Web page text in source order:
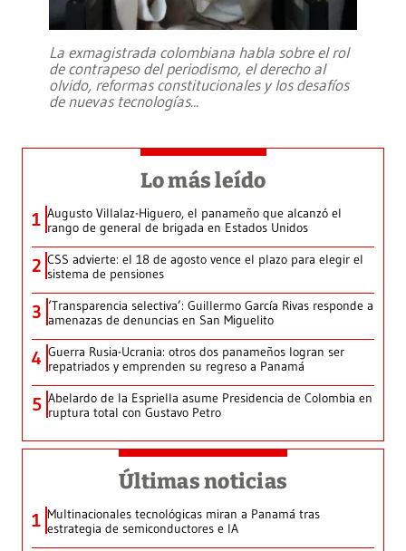
La exmagistrada colombiana habla sobre el rol
de contrapeso del periodismo, el derecho al
olvido, reformas constitucionales y los desafíos
de nuevas tecnologías...
Lo más leído
1 Augusto Villalaz-Higuero, el panameño que alcanzó el
rango de general de brigada en Estados Unidos
2 CSS advierte: el 18 de agosto vence el plazo para elegir el
sistema de pensiones
3 ‘Transparencia selectiva’: Guillermo García Rivas responde a
amenazas de denuncias en San Miguelito
4 Guerra Rusia-Ucrania: otros dos panameños logran ser
repatriados y emprenden su regreso a Panamá
5 Abelardo de la Espriella asume Presidencia de Colombia en
ruptura total con Gustavo Petro
Últimas noticias
1 Multinacionales tecnológicas miran a Panamá tras
estrategia de semiconductores e IA